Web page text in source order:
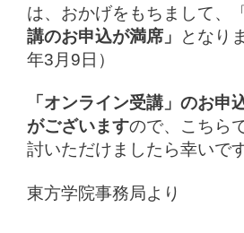
は、おかげをもちまして、「
講のお申込が満席」
となり
年3月9日）
「 オンライン受講」のお申
がございますので、こちら
討いただけましたら幸いです
東方学院事務局より